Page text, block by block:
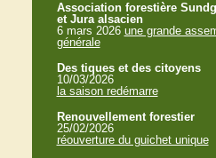
Association forestière
et Jura alsacien
6 mars 2026 une grande
générale
Des tiques et des citoyens
10/03/2026
la saison redémarre
Renouvellement forestier
25/02/2026
réouverture du guichet unique